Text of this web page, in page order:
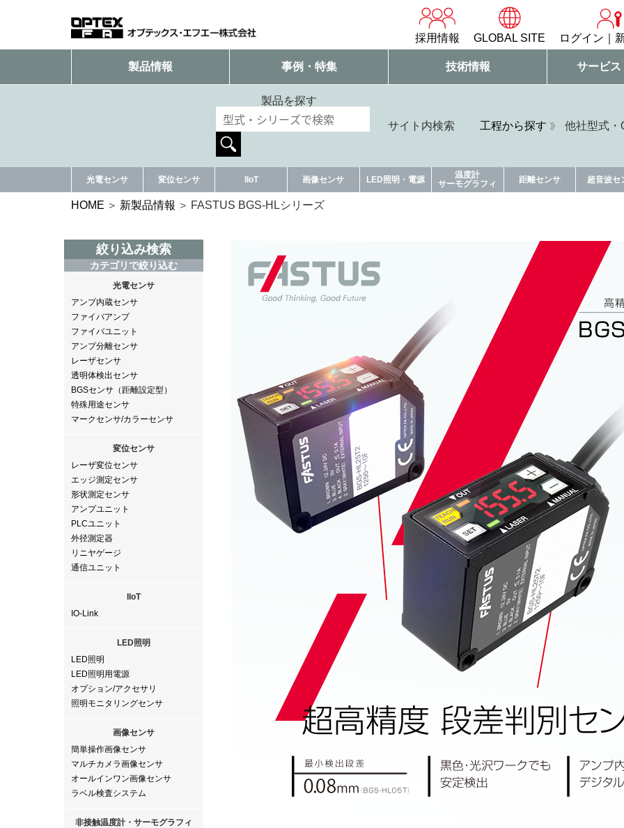
採用情報 GLOBAL SITE ログイン
製品情報 事例・特集 技術情報 サービス
製品を探す
サイト内検索 工程から探す 他社型式・
光電センサ 変位センサ IIoT 画像センサ LED照明・電源
温度計
サーモグラフィ
距離センサ 超音波セ
HOME 新製品情報 FASTUS BGS-HLシリーズ
絞り込み検索
カテゴリで絞り込む
光電センサ
アンプ内蔵センサ
ファイバアンプ
ファイバユニット
アンプ分離センサ
レーザセンサ
透明体検出センサ
BGSセンサ（距離設定型）
特殊用途センサ
マークセンサ/カラーセンサ
変位センサ
レーザ変位センサ
エッジ測定センサ
形状測定センサ
アンプユニット
PLCユニット
外径測定器
リニヤゲージ
通信ユニット
IIoT
IO-Link
LED照明
LED照明
LED照明用電源
オプション/アクセサリ
照明モニタリングセンサ
画像センサ
簡単操作画像センサ
マルチカメラ画像センサ
オールインワン画像センサ
ラベル検査システム
非接触温度計・サーモグラフィ